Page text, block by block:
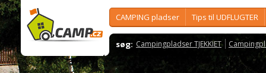
CAMPING pladser Tips til UDFLUGTER
søg: Campingpladser TJEKKIET